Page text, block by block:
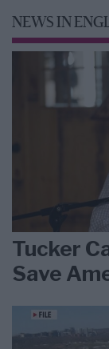
NEWS IN
Tucker
Save